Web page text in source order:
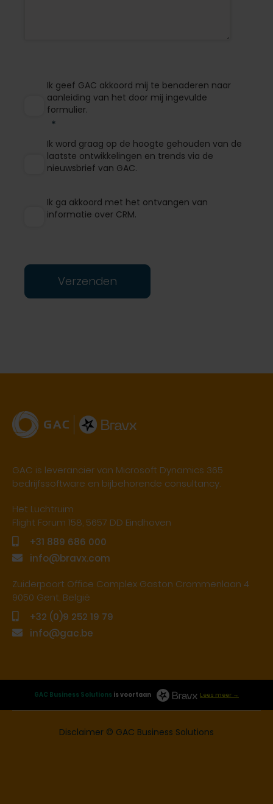
Ik geef GAC akkoord mij te benaderen naar
aanleiding van het door mij ingevulde
formulier.
Ik word graag op de hoogte gehouden van de
laatste ontwikkelingen en trends via de
nieuwsbrief van GAC.
Ik ga akkoord met het ontvangen van
informatie over CRM.
Verzenden
GAC is leverancier van Microsoft Dynamics 365
bedrijfssoftware en bijbehorende consultancy.
Het Luchtruim
Flight Forum 158, 5657 DD Eindhoven
+31 889 686 000
info@bravx.com
Zuiderpoort Office Complex Gaston Crommenlaan 4
9050 Gent, België
+32 (0)9 252 19 79
info@gac.be
GAC Business Solutions is voortaan Lees meer →
Disclaimer © GAC Business Solutions